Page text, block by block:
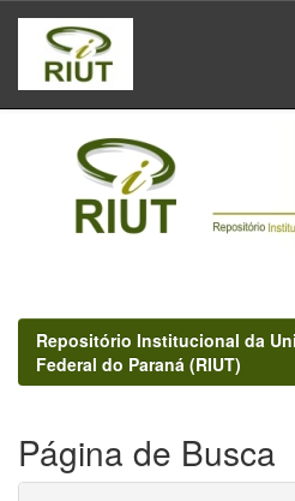
Skip
navigation
Repositório Institucional da
Federal do Paraná (RIUT)
Página de Busca